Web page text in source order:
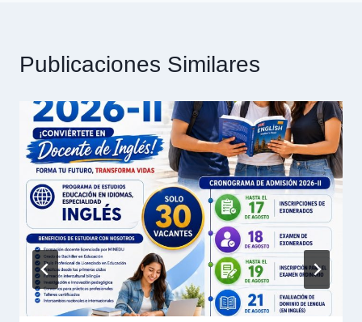
Publicaciones Similares